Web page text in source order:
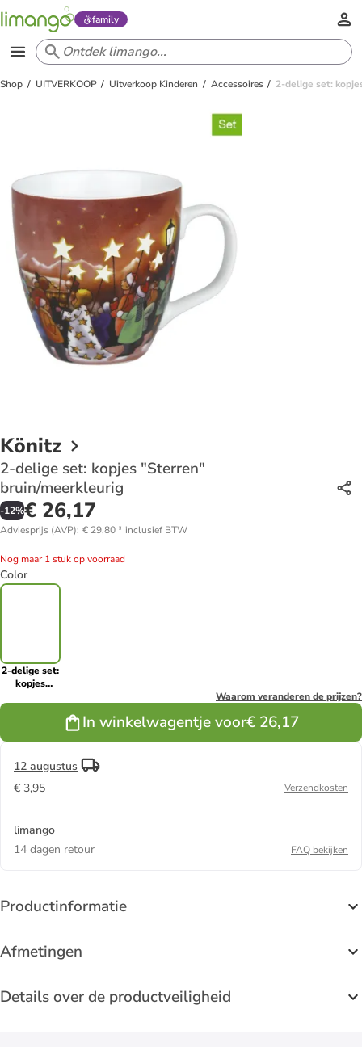
family
Shop UITVERKOOP Uitverkoop Kinderen Accessoires 2-delige set:
Könitz
2-delige set: kopjes "Sterren"
bruin/meerkleurig
-12%€ 26,17
Adviesprijs (AVP): € 29,80* inclusief BTW
Nog maar 1 stuk op voorraad
Color
2-delige set:
kopjes
bruin/meerkleurig
Waarom veranderen de prijzen?
In winkelwagentje voor€ 26,17
12 augustus
€ 3,95
Verzendkosten
limango
14 dagen retour
FAQ bekijken
Productinformatie
Afmetingen
Details over de productveiligheid